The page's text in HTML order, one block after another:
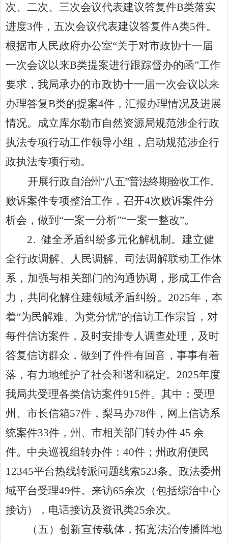
次、二次、 三次会议代表建议答复件B类落实
进度3件，五次会议代表建议答复件A类5件。
根据市人民政府办公室“关于对市政协十一届
一次会议以来B类提案进行跟踪督办的函”工作
要求，我局承办的市政协十一届一次会议以来
办理答复B类的提案4件，汇报办理情况及进展
情况。 成立库尔勒市自然资源局规范涉企行政
执法专项行动工作领导小组 ，启动规范涉企行
政执法专项行动。
开展行政自治州“八五”普法终期验收工作。
败诉案件专项整治工作，召开4次败诉案件分
析会，做到“一案一分析”“一案一整改”。
2.健全矛盾纠纷多元化解机制。 建立健
全行政调解、人民调解、司法调解联动工作体
系，加强与相关部门的沟通协调，形成工作合
力，共同化解住建领域矛盾纠纷。 2025年 ，本
着“为民解难、为党分忧”的信访工作宗旨，对
每件信访案件，及时安排专人调查处理，及时
答复信访群众，做到了件件有回音 ，事事有着
落，有力地维护了社会和谐和稳定。 2025年度
我局共受理各类信访案件915件。其中：受理
州、市长信箱57件，梨马办78件，网上信访系
统案件33件，州、市相关部门转办件 45 余
件。中央巡视组转办件：40件；州政府便民
12345平台热线转派问题线索523条。政法委州
域平台受理49件。来访65余次（包括综治中心
接访），电话接访及资讯类25余次。
（五）创新宣传载体，拓宽法治传播阵地